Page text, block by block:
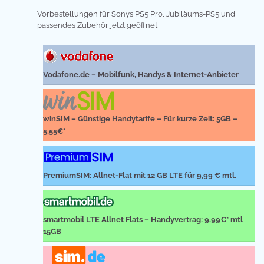
Vorbestellungen für Sonys PS5 Pro, Jubiläums-PS5 und
passendes Zubehör jetzt geöffnet
Vodafone.de – Mobilfunk, Handys & Internet-Anbieter
winSIM – Günstige Handytarife – Für kurze Zeit: 5GB –
5,55€*
PremiumSIM: Allnet-Flat mit 12 GB LTE für 9,99 € mtl.
smartmobil LTE Allnet Flats – Handyvertrag: 9,99€* mtl
15GB